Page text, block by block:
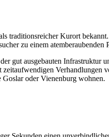
traditionsreicher Kurort
zu einem atemberaubenden
ausgebauten Infrastruktur
Verhandlungen
oder Vienenburg wohnen.